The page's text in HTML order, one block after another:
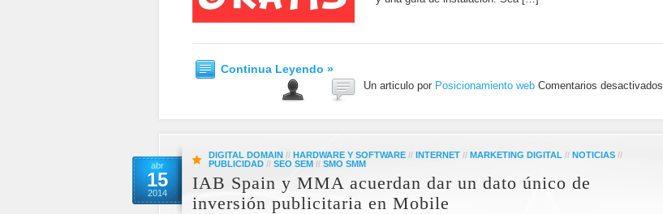
Continua Leyendo »
Un articulo por Posicionamiento web Comentarios desactivados
abr
15
2014
DIGITAL DOMAIN // HARDWARE Y SOFTWARE // INTERNET // MARKETING DIGITAL // NOTICIAS //
PUBLICIDAD // SEO SEM // SMO SMM
IAB Spain y MMA acuerdan dar un dato único de
inversión publicitaria en Mobile